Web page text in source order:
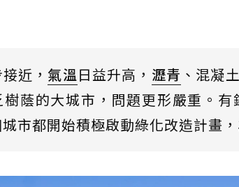
近， 氣溫日益升高， 瀝青 、混凝
蔭的大城市，問題更形嚴重。有
市都開始積極啟動綠化改造計畫，